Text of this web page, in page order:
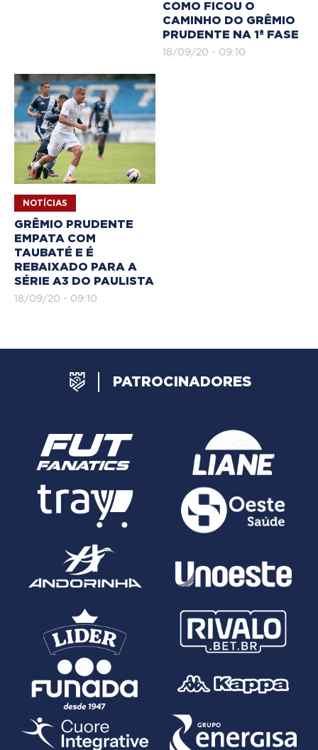
COMO FICOU O
CAMINHO DO GRÊMIO
PRUDENTE NA 1ª FASE
18/09/20 - 09:10
NOTÍCIAS
GRÊMIO PRUDENTE
EMPATA COM
TAUBATÉ E É
REBAIXADO PARA A
SÉRIE A3 DO PAULISTA
18/09/20 - 09:10
PATROCINADORES